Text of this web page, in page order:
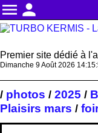
menu person
Premier site dédié à
Dimanche 9 Août 2026
/ photos / 2025 /
Plaisirs mars /